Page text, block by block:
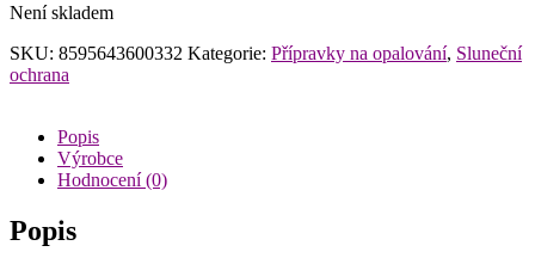
Není skladem
SKU: 8595643600332 Kategorie: Přípravky na opalování, Sluneční
ochrana
Popis
Výrobce
Hodnocení (0)
Popis